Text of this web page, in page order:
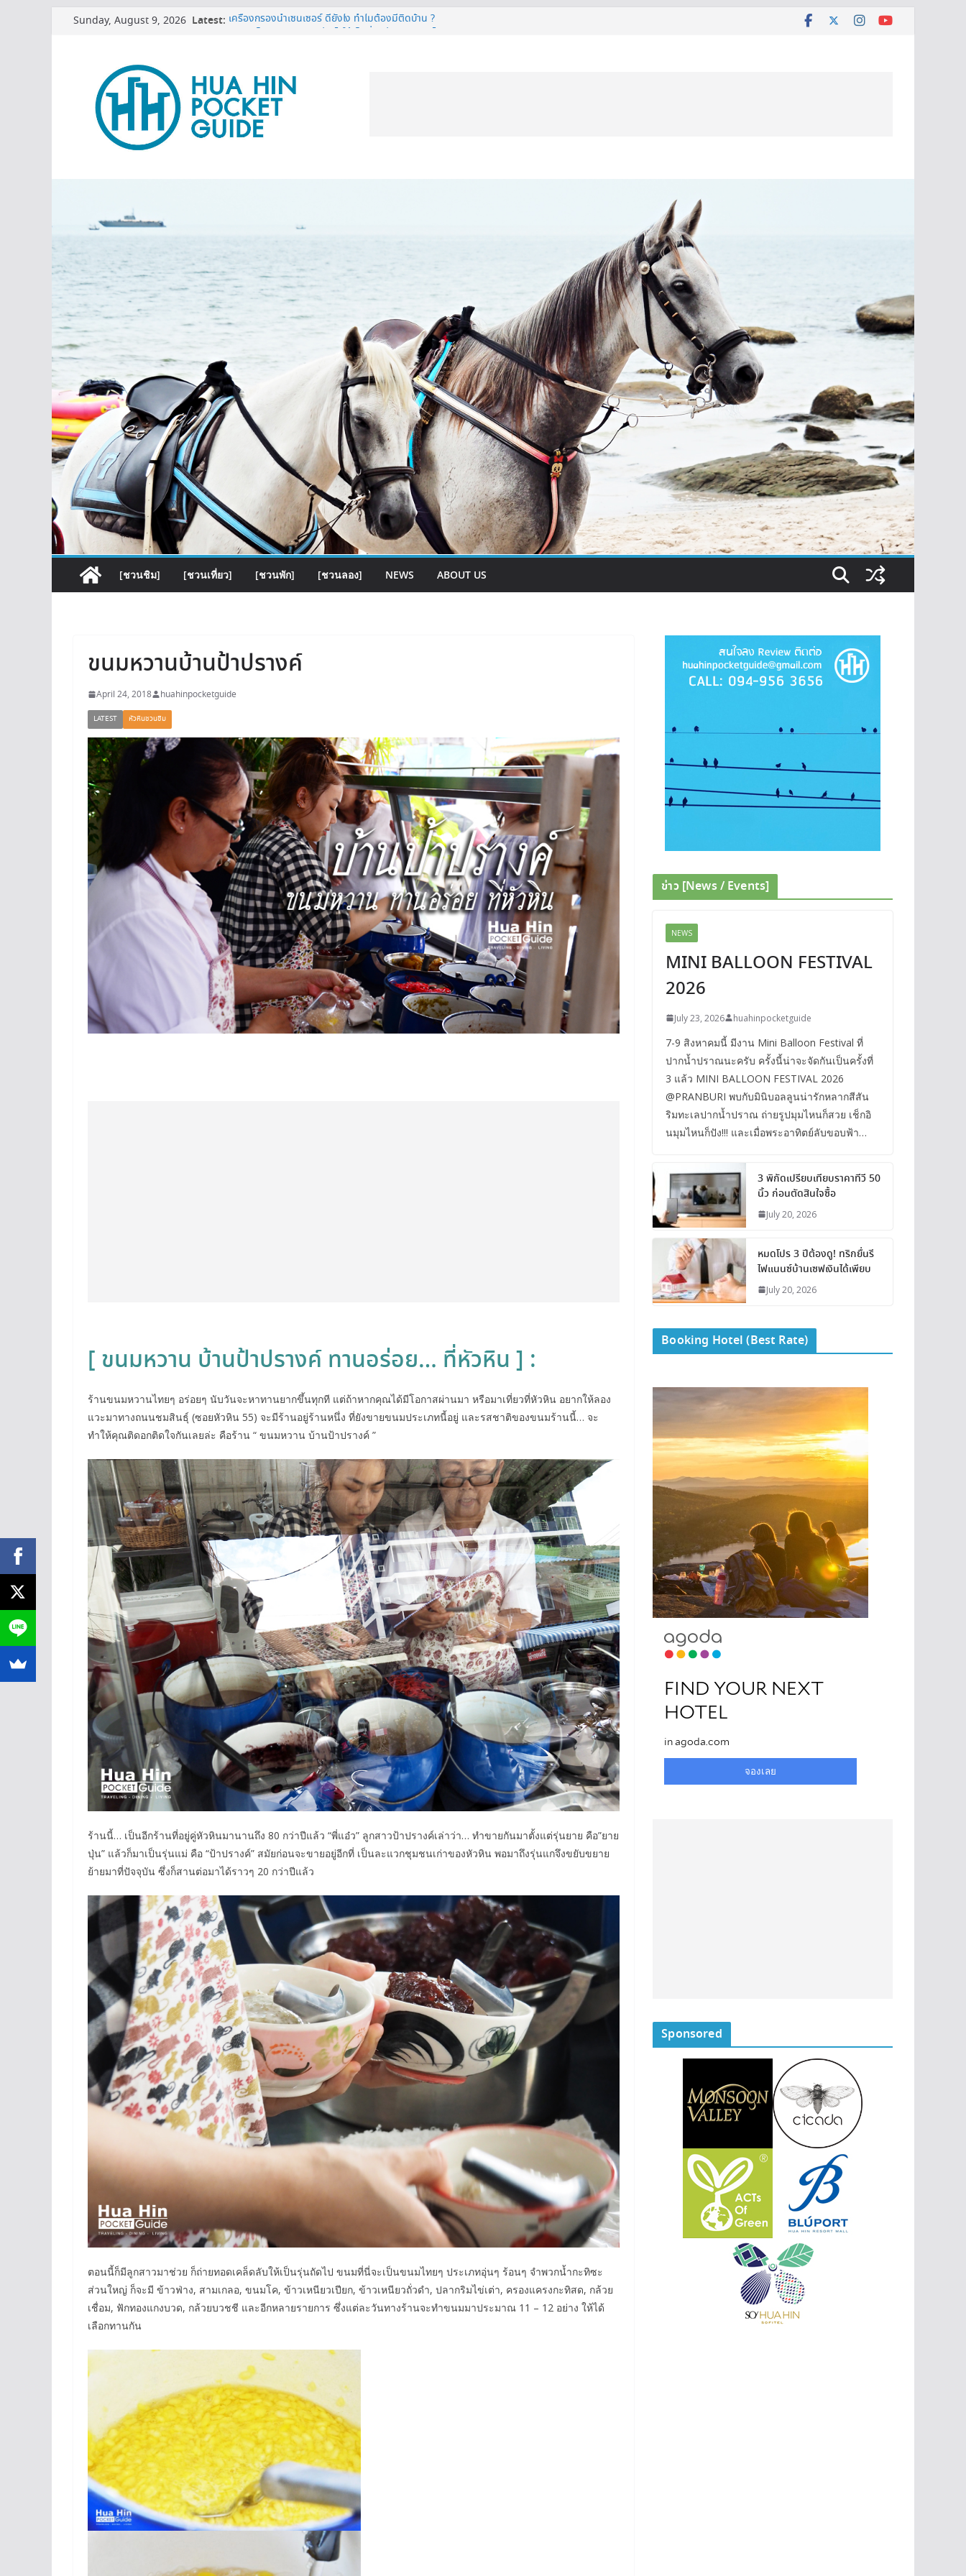
Sunday, August 9, 2026 Latest: เครื่องกรองน้ำเซนเซอร์ ดียังไง ทำไมต้องมีติดบ้าน ?
หมดโปร 3 ปีต้องดู! ทริกยื่นรีไฟแนนซ์บ้านเซฟเงินได้เพียบ
[ชวนชิม] [ชวนเที่ยว] [ชวนพัก] [ชวนลอง] NEWS ABOUT US
ขนมหวานบ้านป้าปรางค์
April 24, 2018 huahinpocketguide
LATEST หัวหินชวนชิม
[ ขนมหวาน บ้านป้าปรางค์ ทานอร่อย… ที่หัวหิน ] :
ร้านขนมหวานไทยๆ อร่อยๆ นับวันจะหาทานยากขึ้นทุกที แต่ถ้าหากคุณได้มีโอกาสผ่านมา หรือมาเที่ยวที่หัวหิน อยากให้ลอง
แวะมาทางถนนชมสินธุ์ (ซอยหัวหิน 55) จะมีร้านอยู่ร้านหนึ่ง ที่ยังขายขนมประเภทนี้อยู่ และรสชาติของขนมร้านนี้… จะ
ทำให้คุณติดอกติดใจกันเลยล่ะ คือร้าน “ ขนมหวาน บ้านป้าปรางค์ ”
ร้านนี้… เป็นอีกร้านที่อยู่คู่หัวหินมานานถึง 80 กว่าปีแล้ว “พี่แอ๋ว” ลูกสาวป้าปรางค์เล่าว่า… ทำขายกันมาตั้งแต่รุ่นยาย คือ”ยาย
ปุ่น” แล้วก็มาเป็นรุ่นแม่ คือ “ป้าปรางค์” สมัยก่อนจะขายอยู่อีกที่ เป็นละแวกชุมชนเก่าของหัวหิน พอมาถึงรุ่นแกจึงขยับขยาย
ย้ายมาที่ปัจจุบัน ซึ่งก็สานต่อมาได้ราวๆ 20 กว่าปีแล้ว
ตอนนี้ก็มีลูกสาวมาช่วย ก็ถ่ายทอดเคล็ดลับให้เป็นรุ่นถัดไป ขนมที่นี่จะเป็นขนมไทยๆ ประเภทอุ่นๆ ร้อนๆ จำพวกน้ำกะทิซะ
ส่วนใหญ่ ก็จะมี ข้าวฟ่าง, สามเกลอ, ขนมโค, ข้าวเหนียวเปียก, ข้าวเหนียวถั่วดำ, ปลากริมไข่เต่า, ครองแครงกะทิสด, กล้วย
เชื่อม, ฟักทองแกงบวด, กล้วยบวชชี และอีกหลายรายการ ซึ่งแต่ละวันทางร้านจะทำขนมมาประมาณ 11 – 12 อย่าง ให้ได้
เลือกทานกัน
ข่าว [News / Events]
NEWS
MINI BALLOON FESTIVAL
2026
July 23, 2026 huahinpocketguide
7-9 สิงหาคมนี้ มีงาน Mini Balloon Festival ที่
ปากน้ำปราณนะครับ ครั้งนี้น่าจะจัดกันเป็นครั้งที่
3 แล้ว MINI BALLOON FESTIVAL 2026
@PRANBURI พบกับมินิบอลลูนน่ารักหลากสีสัน
ริมทะเลปากน้ำปราณ ถ่ายรูปมุมไหนก็สวย เช็กอิ
นมุมไหนก็ปัง!!! และเมื่อพระอาทิตย์ลับขอบฟ้า…
3 พิกัดเปรียบเทียบราคาทีวี 50
นิ้ว ก่อนตัดสินใจซื้อ
July 20, 2026
หมดโปร 3 ปีต้องดู! ทริกยื่นรี
ไฟแนนซ์บ้านเซฟเงินได้เพียบ
July 20, 2026
Booking Hotel (Best Rate)
Sponsored